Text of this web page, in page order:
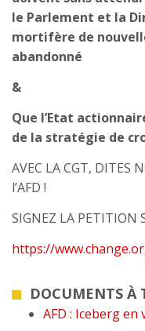
le Parlement et la
mortifère de
abandonné
&
Que l’Etat
de la stratégie de
AVEC LA CGT, DITES
l’AFD !
SIGNEZ LA PETITION
https://
DOCUMENTS À
AFD : Iceberg en